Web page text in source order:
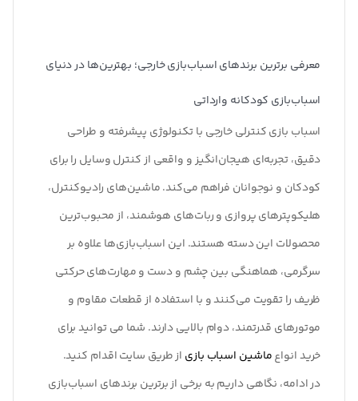
معرفی برترین برندهای اسباب‌بازی خارجی؛ بهترین‌ها در دنیای
اسباب‌بازی کودکانه وارداتی
اسباب‌ بازی کنترلی خارجی با تکنولوژی پیشرفته و طراحی
دقیق، تجربه‌ای هیجان‌انگیز و واقعی از کنترل وسایل را برای
کودکان و نوجوانان فراهم می‌کند. ماشین‌های رادیوکنترل،
هلیکوپترهای پروازی و ربات‌های هوشمند، از محبوب‌ترین
محصولات این دسته هستند. این اسباب‌بازی‌ها علاوه بر
سرگرمی، هماهنگی بین چشم و دست و مهارت‌های حرکتی
ظریف را تقویت می‌کنند و با استفاده از قطعات مقاوم و
موتورهای قدرتمند، دوام بالایی دارند. شما می توانید برای
خرید انواعماشین اسباب بازی از طریق سایت اقدام کنید.
در ادامه، نگاهی داریم به برخی از برترین برندهای اسباب‌بازی